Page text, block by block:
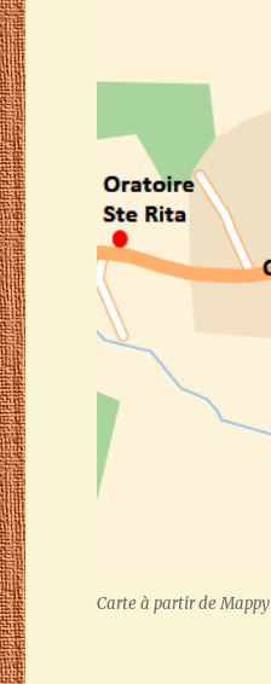
Carte à partir de Mappy